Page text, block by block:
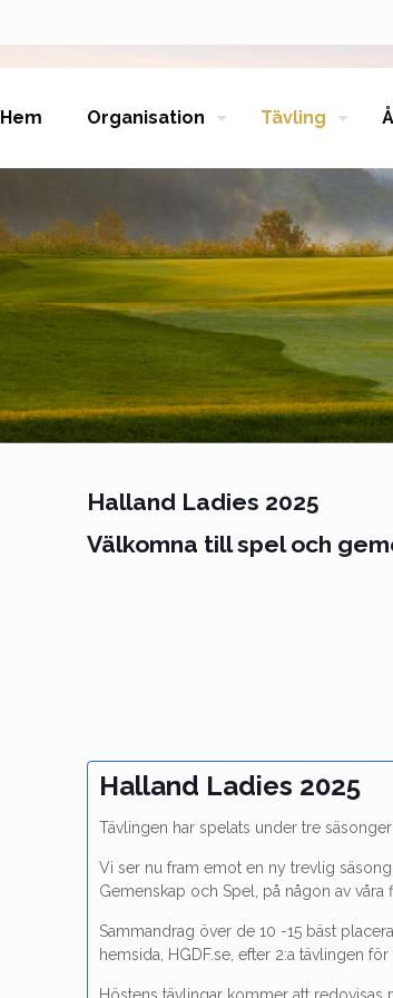
Hem Organisation Tävling
Halland Ladies 2025
Välkomna till spel och
Halland Ladies 2025
Tävlingen har spelats under tre
Vi ser nu fram emot en ny trevlig
Gemenskap och Spel, på någon av våra
Sammandrag över de 10 -15 bäst
hemsida, HGDF.se, efter 2:a tävlingen för